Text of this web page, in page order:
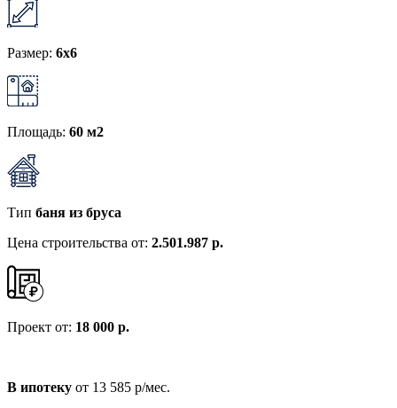
Размер: 6x6
Площадь: 60 м2
Тип баня из бруса
Цена строительства от: 2.501.987 р.
Проект от: 18 000 р.
В ипотеку от 13 585 р/мес.